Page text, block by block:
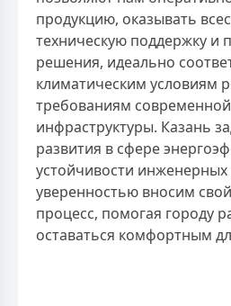
продукцию, оказывать
техническую поддержку и
решения, идеально
климатическим условиям
требованиям
инфраструктуры. Казань
развития в сфере
устойчивости
уверенностью вносим
процесс, помогая городу
оставаться комфортным